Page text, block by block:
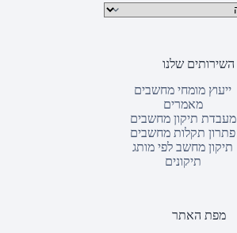
קטגוריות מוצרים
השירותים שלנו
ייעוץ מומחי מחשבים
מאמרים
מעבדת תיקון מחשבים
פתרון תקלות מחשבים
תיקון מחשב לפי מותג
תיקונים
מפת האתר